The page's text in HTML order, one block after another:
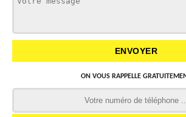
ON VOUS RAPPELLE